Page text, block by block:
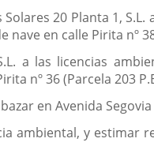
20 Planta 1,
en calle Pirita nº
a las licencias
nº 36 (Parcela 203
en Avenida
ambiental, y